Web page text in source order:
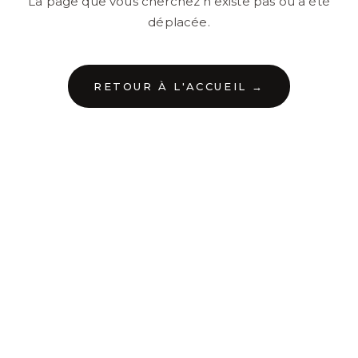
déplacée.
RETOUR À L'ACCUEIL →